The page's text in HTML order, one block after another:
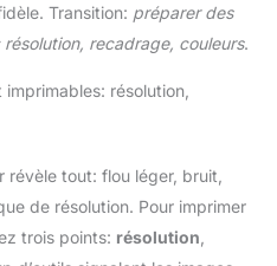
Transition: préparer des
recadrage, couleurs.
résolution,
tout: flou léger, bruit,
de résolution. Pour imprimer
trois points: résolution